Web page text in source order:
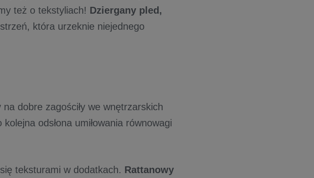
też o tekstyliach! Dziergany pled,
która urzeknie niejednego
dobre zagościły we wnętrzarskich
kolejna odsłona umiłowania równowagi
teksturami w dodatkach. Rattanowy